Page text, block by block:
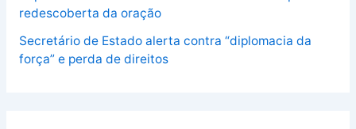
redescoberta da oração
Secretário de Estado alerta contra “diplomacia da
força” e perda de direitos